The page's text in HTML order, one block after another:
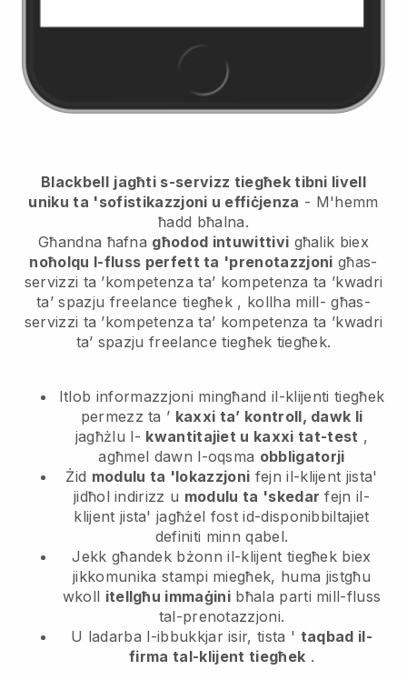
Blackbell jagħti s-servizz tiegħek tibni livell
uniku ta 'sofistikazzjoni u effiċjenza - M'hemm
ħadd bħalna.
Għandna ħafna għodod intuwittivi għalik biex
noħolqu l-fluss perfett ta 'prenotazzjoni għas-
servizzi ta ’kompetenza ta’ kompetenza ta ’kwadri
ta’ spazju freelance tiegħek , kollha mill-għas-
servizzi ta ’kompetenza ta’ kompetenza ta ’kwadri
ta’ spazju freelance tiegħek tiegħek.
Itlob informazzjoni mingħand il-klijenti tiegħek
permezz ta ’ kaxxi ta’ kontroll, dawk li
jagħżlu l- kwantitajiet u kaxxi tat-test ,
agħmel dawn l-oqsma obbligatorji
Żid modulu ta 'lokazzjoni fejn il-klijent jista'
jidħol indirizz u modulu ta 'skedar fejn il-
klijent jista' jagħżel fost id-disponibbiltajiet
definiti minn qabel.
Jekk għandek bżonn il-klijent tiegħek biex
jikkomunika stampi miegħek, huma jistgħu
wkoll itellgħu immaġini bħala parti mill-fluss
tal-prenotazzjoni.
U ladarba l-ibbukkjar isir, tista ' taqbad il-
firma tal-klijent tiegħek .